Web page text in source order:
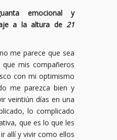
emocional y
a la altura de 21
me parece que sea
mis compañeros
con mi optimismo
me parezca bien y
veintiún días en una
lo complicado
que es lo que les
allí y vivir como ellos